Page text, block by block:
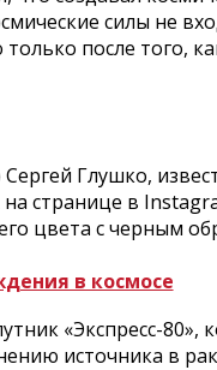
силы не
после того,
Глушко,
странице в
цвета с черным
в космосе
«Экспресс-
источника в